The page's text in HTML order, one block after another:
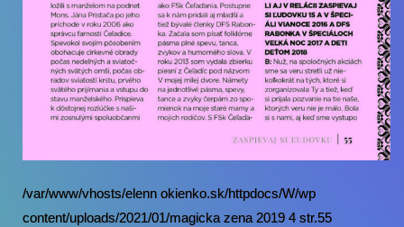
/var/www/vhosts/elenn okienko.sk/httpdocs/W/wp
content/uploads/2021/01/magicka zena 2019 4 str.55